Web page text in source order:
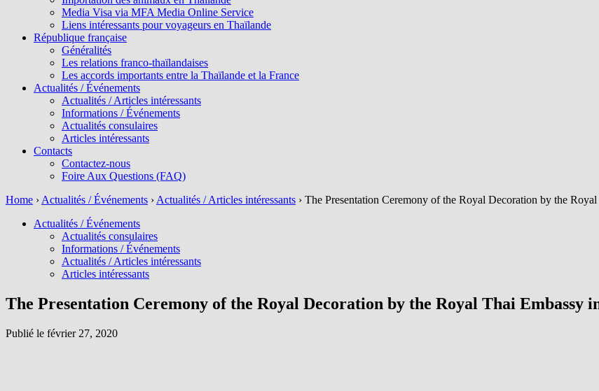
Media Visa via MFA Media Online Service
Liens intéressants pour voyageurs en Thaïlande
République française
Généralités
Les relations franco-thaïlandaises
Les accords importants entre la Thaïlande et la France
Actualités / Événements
Actualités / Articles intéressants
Informations / Événements
Actualités consulaires
Articles intéressants
Contacts
Contactez-nous
Foire Aux Questions (FAQ)
Home › Actualités / Événements › Actualités / Articles intéressants › The Presentation Ceremony of the Royal Decoration by the
Actualités / Événements
Actualités consulaires
Informations / Événements
Actualités / Articles intéressants
Articles intéressants
The Presentation Ceremony of the Royal Decoration by the Royal Thai Embassy
Publié le février 27, 2020